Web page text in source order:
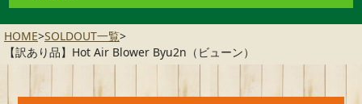
HOME>SOLDOUT一覧>
【訳あり品】Hot Air Blower Byu2n（ビューン）